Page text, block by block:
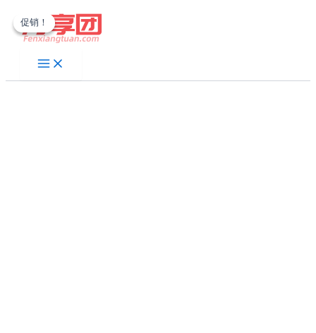
至
促销！
促销！